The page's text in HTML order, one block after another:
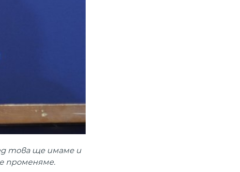
това ще имаме и
променяме.